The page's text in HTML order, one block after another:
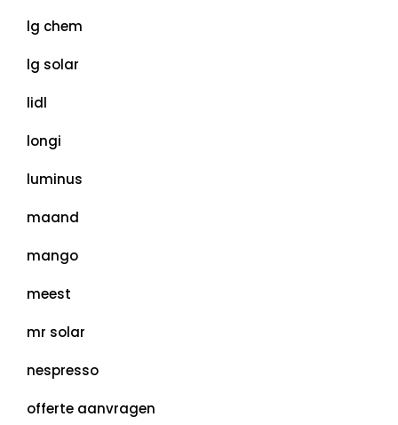
lg chem
lg solar
lidl
longi
luminus
maand
mango
meest
mr solar
nespresso
offerte aanvragen